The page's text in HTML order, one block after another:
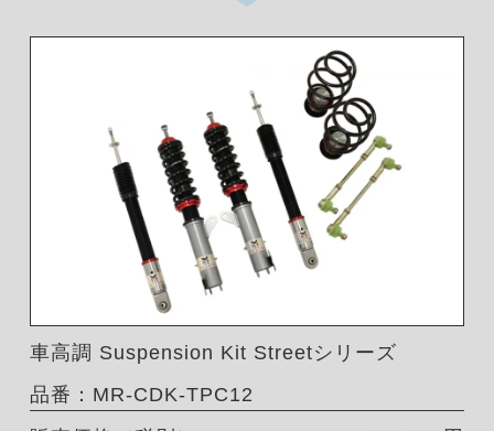
車高調 Suspension Kit Streetシリーズ
品番：MR-CDK-TPC12